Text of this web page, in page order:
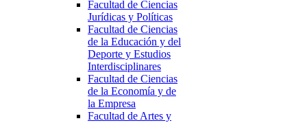
Facultad de Ciencias
Jurídicas y Políticas
Facultad de Ciencias
de la Educación y del
Deporte y Estudios
Interdisciplinares
Facultad de Ciencias
de la Economía y de
la Empresa
Facultad de Artes y